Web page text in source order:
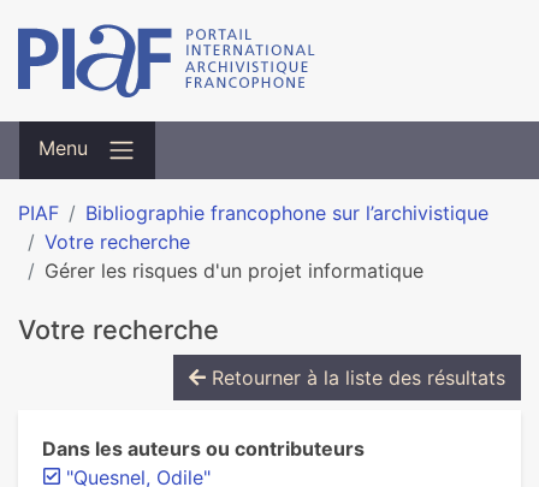
Menu
PIAF
Bibliographie francophone sur l’archivistique
Votre recherche
Gérer les risques d'un projet informatique
Votre recherche
Retourner à la liste des résultats
Dans les auteurs ou contributeurs
"Quesnel, Odile"